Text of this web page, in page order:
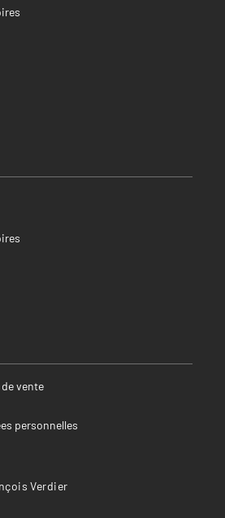
vente
personnelles
Verdier